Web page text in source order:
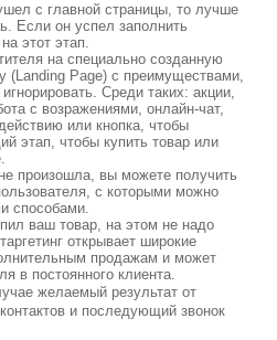
с главной страницы, то лучше
Если он успел заполнить
этот этап.
на специально созданную
(Landing Page) с преимуществами,
Среди таких: акции,
с возражениями, онлайн-чат,
или кнопка, чтобы
этап, чтобы купить товар или
произошла, вы можете получить
с которыми можно
способами.
ваш товар, на этом не надо
открывает широкие
продажам и может
в постоянного клиента.
желаемый результат от
и последующий звонок